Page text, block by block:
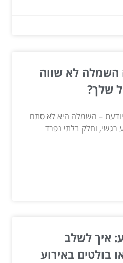
לא שווה
שלך?
– השמלה היא לא סתם
וחלק בלתי נפרד
איך לשלב
בולטים באירוע